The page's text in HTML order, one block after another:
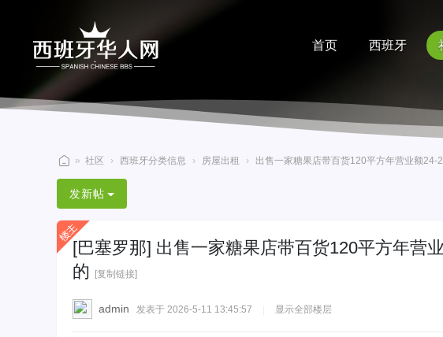
首页 西班牙
西
班
牙
华
» 社区 › 西班牙分类信息 › 房屋出租 › 出售一家糖果店带百货120平方年营业额24-
发新帖
[巴塞罗那] 出售一家糖果店带百货120平方年营
的
[复制链接]
admin 发表于 2026-5-11 13:45:57 显示全部楼层